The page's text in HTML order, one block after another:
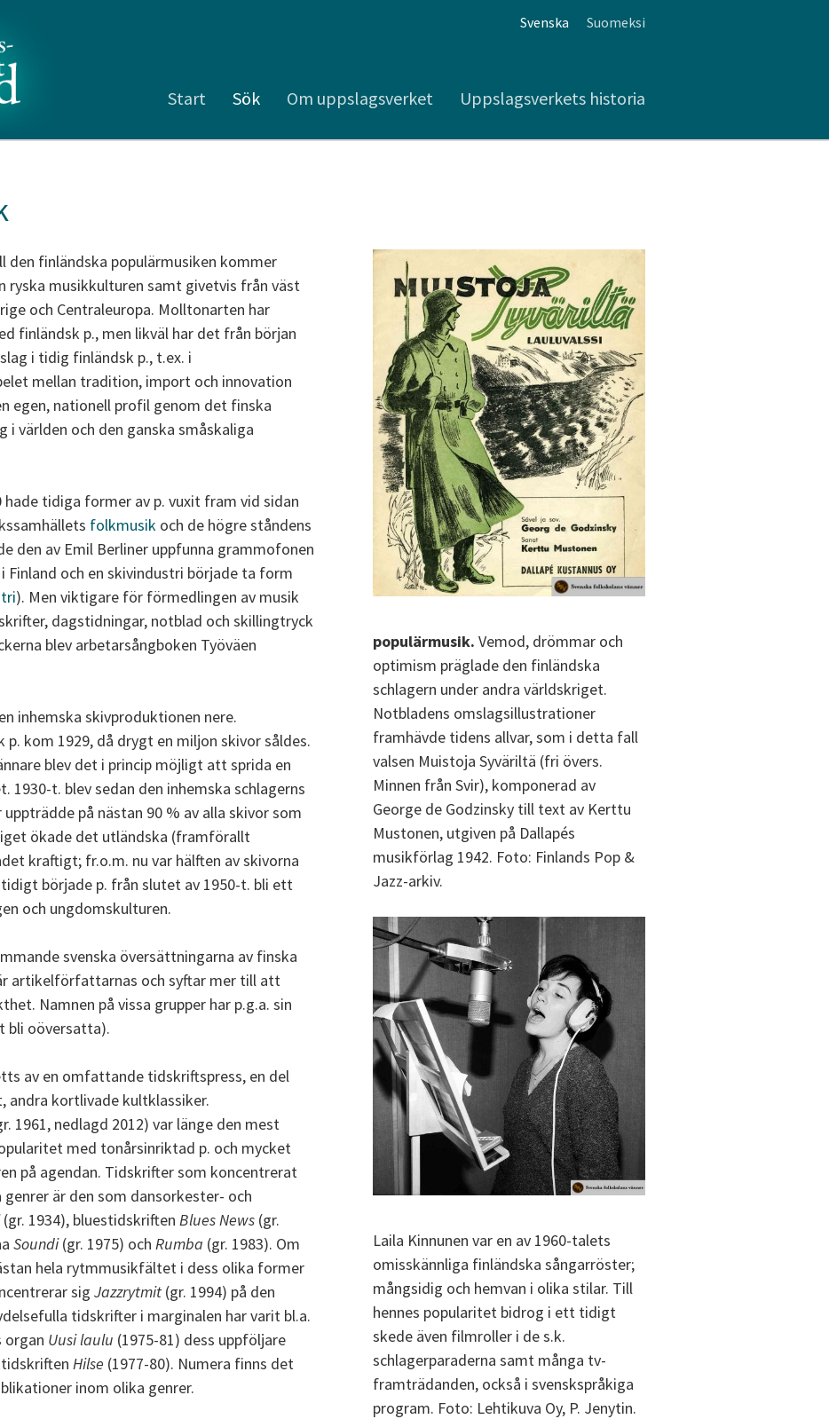
Svenska Suomeksi
Start Sök Om uppslagsverket Uppslagsverkets historia
den finländska populärmusiken kommer
ryska musikkulturen samt givetvis från väst
och Centraleuropa. Molltonarten har
finländsk p., men likväl har det från början
i tidig finländsk p., t.ex. i
mellan tradition, import och innovation
egen, nationell profil genom det finska
världen och den ganska småskaliga
hade tidiga former av p. vuxit fram vid sidan
folkmusik och de högre ståndens
den av Emil Berliner uppfunna grammofonen
och en skivindustri började ta form
). Men viktigare för förmedlingen av musik
dagstidningar, notblad och skillingtryck
blev arbetarsångboken Työväen
inhemska skivproduktionen nere.
kom 1929, då drygt en miljon skivor såldes.
blev det i princip möjligt att sprida en
1930-t. blev sedan den inhemska schlagerns
på nästan 90 % av alla skivor som
ökade det utländska (framförallt
kraftigt; fr.o.m. nu var hälften av skivorna
började p. från slutet av 1950-t. bli ett
och ungdomskulturen.
svenska översättningarna av finska
artikelförfattarnas och syftar mer till att
Namnen på vissa grupper har p.g.a. sin
bli oöversatta).
av en omfattande tidskriftspress, en del
andra kortlivade kultklassiker.
1961, nedlagd 2012) var länge den mest
med tonårsinriktad p. och mycket
på agendan. Tidskrifter som koncentrerat
är den som dansorkester- och
(gr. 1934), bluestidskriften Blues News (gr.
Soundi(gr. 1975) och Rumba (gr. 1983). Om
hela rytmmusikfältet i dess olika former
sig Jazzrytmit (gr. 1994) på den
tidskrifter i marginalen har varit bl.a.
organ Uusi laulu (1975-81) dess uppföljare
Hilse (1977-80). Numera finns det
inom olika genrer.
populärmusik. Vemod, drömmar och
optimism präglade den finländska
schlagern under andra världskriget.
Notbladens omslagsillustrationer
framhävde tidens allvar, som i detta fall
valsen Muistoja Syväriltä (fri övers.
Minnen från Svir), komponerad av
George de Godzinsky till text av Kerttu
Mustonen, utgiven på Dallapés
musikförlag 1942. Foto: Finlands Pop &
Jazz-arkiv.
Laila Kinnunen var en av 1960-talets
omisskännliga finländska sångarröster;
mångsidig och hemvan i olika stilar. Till
hennes popularitet bidrog i ett tidigt
skede även filmroller i de s.k.
schlagerparaderna samt många tv-
framträdanden, också i svenskspråkiga
program. Foto: Lehtikuva Oy, P. Jenytin.